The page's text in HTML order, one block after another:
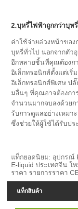
2.บุหรี่ไฟฟ้าถูกกว่าบุห
ค่าใช้จ่ายล่วงหน้าขอ
บุหรี่ทั่วไป นอกจากตัว
อีกหลายชิ้นที่คุณต้องก
อิเล็กทรอนิกส์ตั้งแต่เริ่
อิเล็กทรอนิกส์พิเศษ ป
มอื่นๆ ที่คุณอาจต้องกา
จำนวนมากจบลงด้วยก
รับการดูแลอย่างเหมา
ซึ่งช่วยให้ผู้ใช้ได้รับปร
แท็กยอดนิยม: อุปกรณ์
E-liquid ประเทศจีน
ราคา รายการราคา
แท็กสินค้า